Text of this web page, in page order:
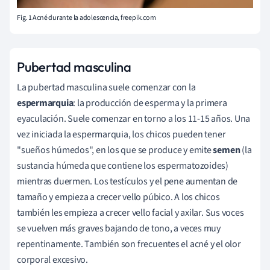
Fig. 1 Acné durante la adolescencia, freepik.com
Pubertad masculina
La pubertad masculina suele comenzar con la
espermarquia: la producción de esperma y la primera
eyaculación. Suele comenzar en torno a los 11-15 años. Una
vez iniciada la espermarquia, los chicos pueden tener
"sueños húmedos", en los que se produce y emitesemen(la
sustancia húmeda que contiene los espermatozoides)
mientras duermen. Los testículos y el pene aumentan de
tamaño y empieza a crecer vello púbico. A los chicos
también les empieza a crecer vello facial y axilar. Sus voces
se vuelven más graves bajando de tono, a veces muy
repentinamente. También son frecuentes el acné y el olor
corporal excesivo.